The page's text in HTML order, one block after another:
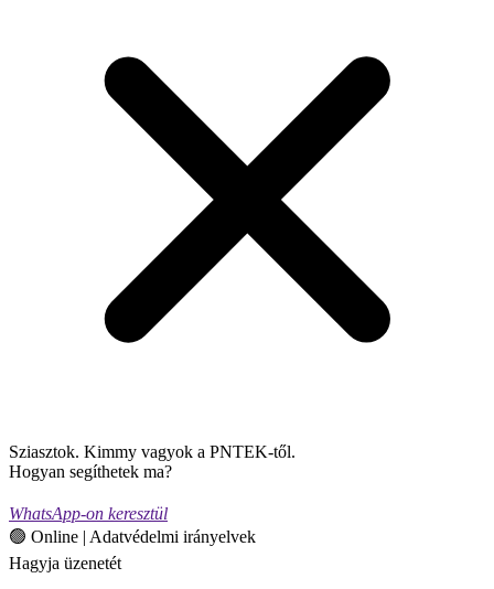
Sziasztok. Kimmy vagyok a PNTEK-től.
Hogyan segíthetek ma?
WhatsApp-on keresztül
🟢 Online | Adatvédelmi irányelvek
Hagyja üzenetét